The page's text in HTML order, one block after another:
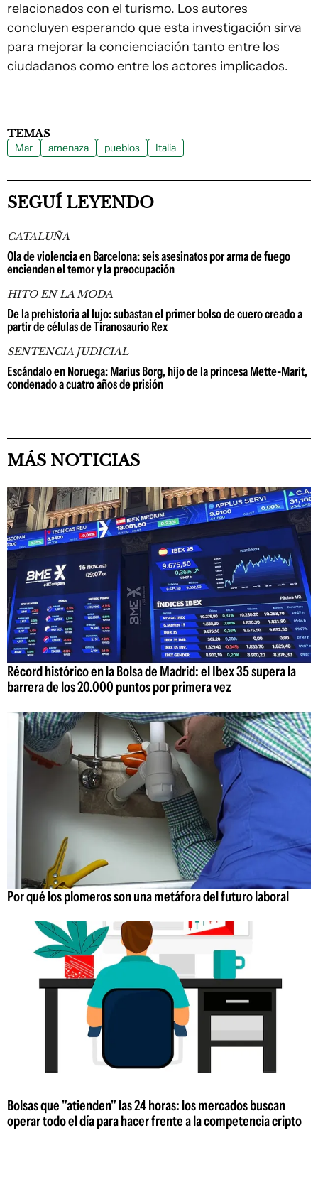
relacionados con el turismo. Los autores
concluyen esperando que esta investigación sirva
para mejorar la concienciación tanto entre los
ciudadanos como entre los actores implicados.
TEMAS
Mar amenaza pueblos Italia
SEGUÍ LEYENDO
CATALUÑA
Ola de violencia en Barcelona: seis asesinatos por arma de fuego
encienden el temor y la preocupación
HITO EN LA MODA
De la prehistoria al lujo: subastan el primer bolso de cuero creado a
partir de células de Tiranosaurio Rex
SENTENCIA JUDICIAL
Escándalo en Noruega: Marius Borg, hijo de la princesa Mette-Marit,
condenado a cuatro años de prisión
MÁS NOTICIAS
Récord histórico en la Bolsa de Madrid: el Ibex 35 supera la
barrera de los 20.000 puntos por primera vez
Por qué los plomeros son una metáfora del futuro laboral
Bolsas que "atienden" las 24 horas: los mercados buscan
operar todo el día para hacer frente a la competencia cripto